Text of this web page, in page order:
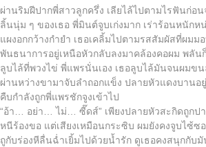
ผ่านริมฝีปากพี่สาวลูกครึ่ง เลียไล้ไปตามไรฟันก่อ
ลิ้นนุ่ม ๆ ของเธอ พี่มินต์จูบเก่งมาก เร่าร้อนหนักห
แผงอกกว้างกำยำ เธอเคลิ้มไปตามรสสัมผัสที่ผมม
พันธนาการอยู่เหนือหัวกลับลงมาคล้องคอผม พลัน
ลูบไล้ที่พวงไข่ พี่แพรนั่นเอง เธอลูบไล้มันจนผมขน
ผ่านหว่างขามาจับลำถอกแข็ง ปลายหัวแดงบานอ
คืบกำลังถูกพี่แพรชักจูงเข้าไป
“อ้า… อย่า… ไม่… ซี๊ดส์” เพียงปลายหัวสะกิดถูกป
หนีร้องขอ แต่เสียงเหมือนกระซิบ ผมยังคงจูบไซ้ซ
ถูกับร่องหีลื่นฉ่ำเยิ้มไปด้วยน้ำรัก ดูเธอคงสนุกกับ